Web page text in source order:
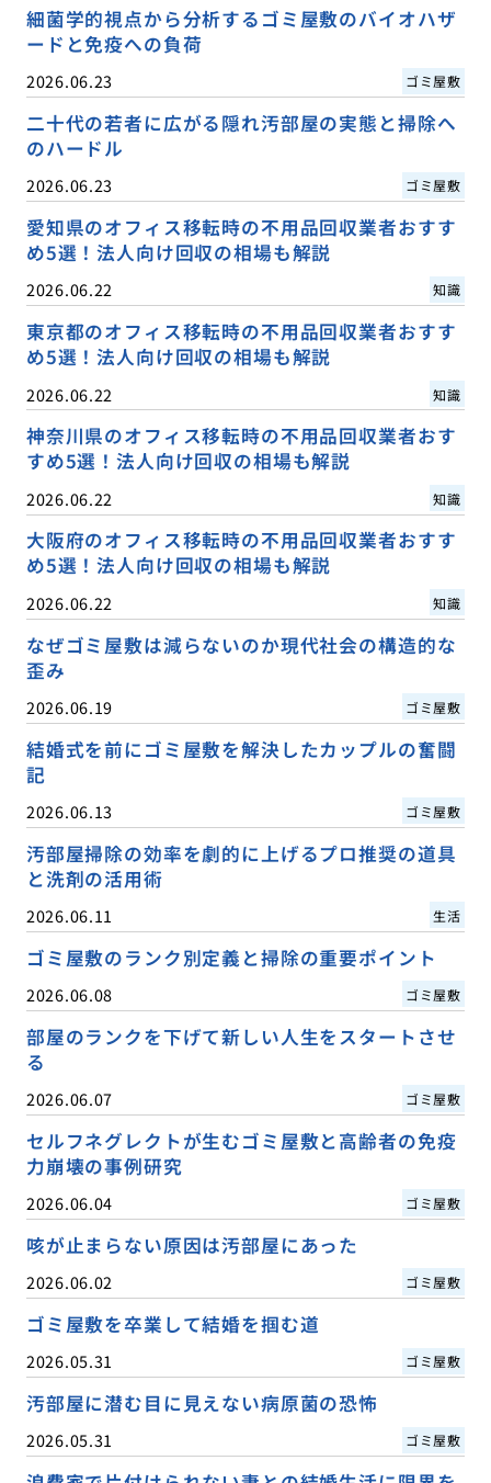
細菌学的視点から分析するゴミ屋敷のバイオハザ
ードと免疫への負荷
2026.06.23 ゴミ屋敷
二十代の若者に広がる隠れ汚部屋の実態と掃除へ
のハードル
2026.06.23 ゴミ屋敷
愛知県のオフィス移転時の不用品回収業者おすす
め5選！法人向け回収の相場も解説
2026.06.22 知識
東京都のオフィス移転時の不用品回収業者おすす
め5選！法人向け回収の相場も解説
2026.06.22 知識
神奈川県のオフィス移転時の不用品回収業者おす
すめ5選！法人向け回収の相場も解説
2026.06.22 知識
大阪府のオフィス移転時の不用品回収業者おすす
め5選！法人向け回収の相場も解説
2026.06.22 知識
なぜゴミ屋敷は減らないのか現代社会の構造的な
歪み
2026.06.19 ゴミ屋敷
結婚式を前にゴミ屋敷を解決したカップルの奮闘
記
2026.06.13 ゴミ屋敷
汚部屋掃除の効率を劇的に上げるプロ推奨の道具
と洗剤の活用術
2026.06.11 生活
ゴミ屋敷のランク別定義と掃除の重要ポイント
2026.06.08 ゴミ屋敷
部屋のランクを下げて新しい人生をスタートさせ
る
2026.06.07 ゴミ屋敷
セルフネグレクトが生むゴミ屋敷と高齢者の免疫
力崩壊の事例研究
2026.06.04 ゴミ屋敷
咳が止まらない原因は汚部屋にあった
2026.06.02 ゴミ屋敷
ゴミ屋敷を卒業して結婚を掴む道
2026.05.31 ゴミ屋敷
汚部屋に潜む目に見えない病原菌の恐怖
2026.05.31 ゴミ屋敷